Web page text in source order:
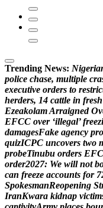
Trending News: Nigeria
police chase, multiple cra
executive orders to restric
herders, 14 cattle in fresh
EzeakolamArraigned Ov
EFCC over ‘illegal’ freezi
damagesFake agency pro
quizICPC uncovers two
probeTinubu orders EFC
order2027: We will not b
can freeze accounts for 7
SpokesmanReopening St
IranKwara kidnap victim